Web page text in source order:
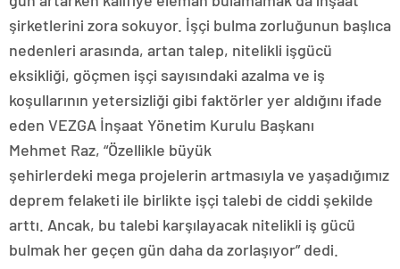
şirketlerini zora sokuyor. İşçi bulma zorluğunun başlıca
nedenleri arasında, artan talep, nitelikli işgücü
eksikliği, göçmen işçi sayısındaki azalma ve iş
koşullarının yetersizliği gibi faktörler yer aldığını ifade
eden VEZGA İnşaat Yönetim Kurulu Başkanı
Mehmet Raz, “Özellikle büyük
şehirlerdeki mega projelerin artmasıyla ve yaşadığımız
deprem felaketi ile birlikte işçi talebi de ciddi şekilde
arttı. Ancak, bu talebi karşılayacak nitelikli iş gücü
bulmak her geçen gün daha da zorlaşıyor” dedi.